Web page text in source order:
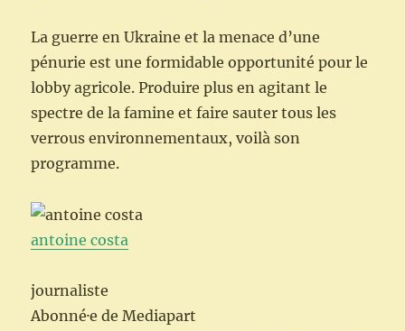
La guerre en Ukraine et la menace d’une
pénurie est une formidable opportunité pour le
lobby agricole. Produire plus en agitant le
spectre de la famine et faire sauter tous les
verrous environnementaux, voilà son
programme.
antoine costa
journaliste
Abonné·e de Mediapart